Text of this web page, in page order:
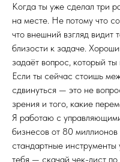
Когда ты уже сделал три
на месте. Не потому что
что внешний взгляд видит
близости к задаче.
задаёт вопрос, который
Если ты сейчас стоишь
сдвинуться — это не
зрения и того, какие
Я работаю с
бизнесов от 80
стандартные
тебя — скачай чек-лист